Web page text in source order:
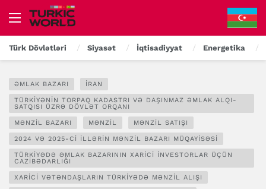
Türk Dövlətləri Siyasət İqtisadiyyat Energetika
ƏMLAK BAZARI İRAN
TÜRKIYƏNIN TORPAQ KADASTRI VƏ DAŞINMAZ ƏMLAK ALQI-
SATQISI ÜZRƏ DÖVLƏT ORQANI
MƏNZIL BAZARI MƏNZIL MƏNZIL SATIŞI
2024 VƏ 2025-CI ILLƏRIN MƏNZIL BAZARI MÜQAYISƏSI
TÜRKIYƏDƏ ƏMLAK BAZARININ XARICI INVESTORLAR ÜÇÜN
CAZIBƏDARLIĞI
XARICI VƏTƏNDAŞLARIN TÜRKIYƏDƏ MƏNZIL ALIŞI